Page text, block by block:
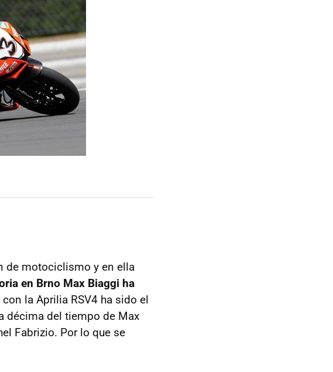
de motociclismo y en ella
en Brno Max Biaggi ha
la Aprilia RSV4 ha sido el
décima del tiempo de Max
Fabrizio. Por lo que se